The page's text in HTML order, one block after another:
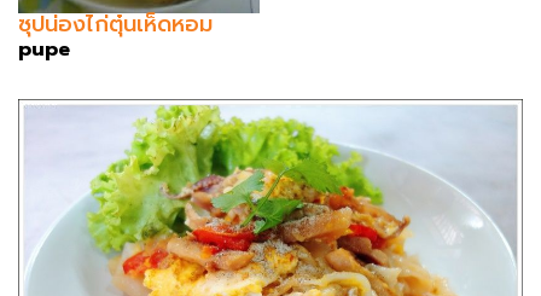
ซุปน่องไก่ตุ๋นเห็ดหอม
pupe